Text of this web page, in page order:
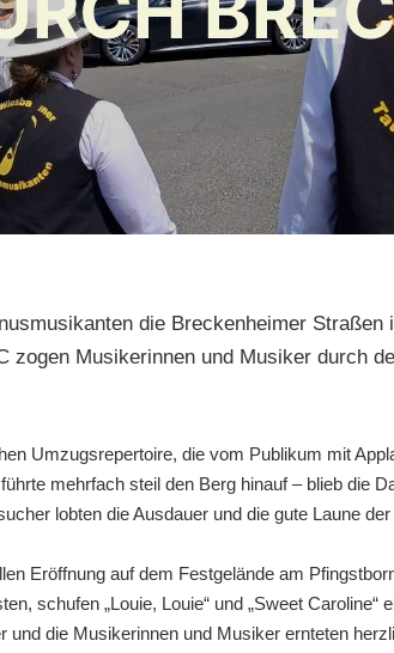
die Breckenheimer
zogen Musikerinnen und Musiker durch
Umzugsrepertoire, die vom Publikum mit
mehrfach steil den Berg hinauf – blieb die
lobten die Ausdauer und die gute Laune der
Eröffnung auf dem Festgelände am
schufen „Louie, Louie“ und „Sweet Caroline“
die Musikerinnen und Musiker ernteten